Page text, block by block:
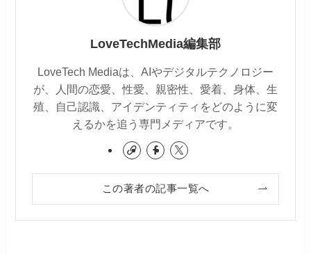
LoveTechMedia編集部
LoveTech Mediaは、AIやデジタルテクノロジー
が、人間の恋愛、性愛、親密性、愛着、身体、生
殖、自己認識、アイデンティティをどのように変
えるかを追う専門メディアです。
この著者の記事一覧へ